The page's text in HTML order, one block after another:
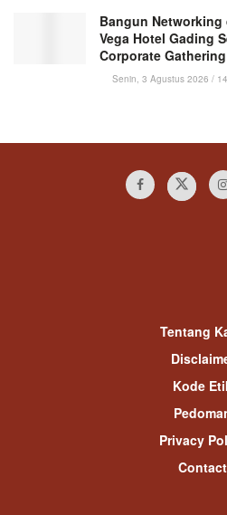
Bangun Networking
Vega Hotel Gading
Corporate
Senin, 3 Agustus 2026 /
Tentang
Kode
Privacy
Contact